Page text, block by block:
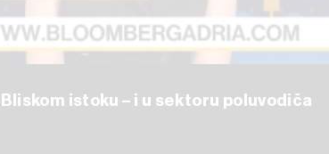
istoku – i u sektoru poluvodiča